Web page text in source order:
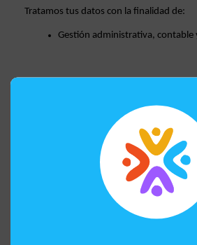
Tratamos tus datos con la finalidad de:
Gestión administrativa, contable
Seguimiento y control de la
Cumplir las obligaciones legales